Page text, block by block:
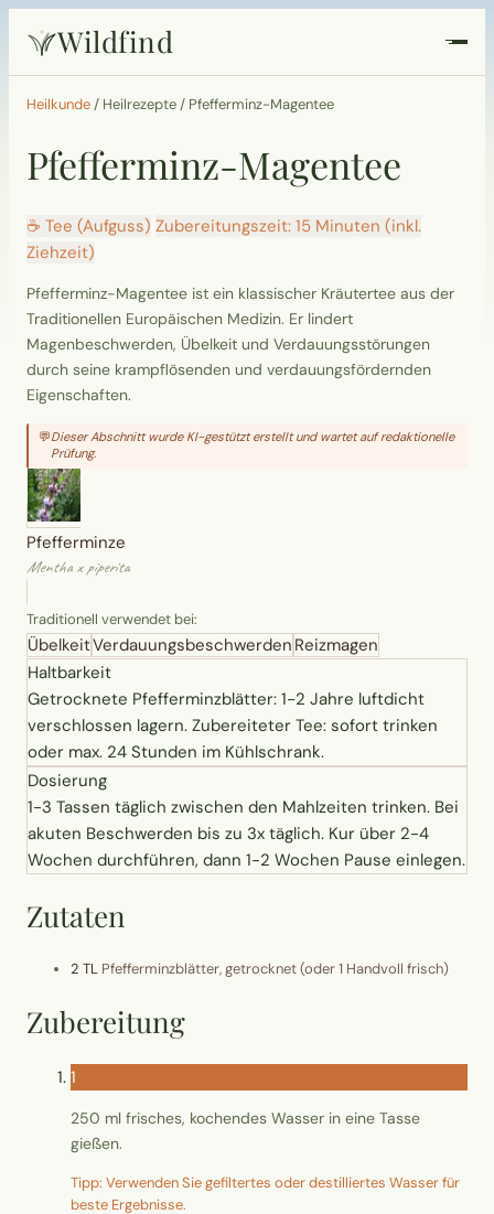
Wildfind
Startseite
Pflanzen
Rezepte
Heilkunde
Garten
Quiz
Suche
Erntekorb
Sammelkalender
Blüten-Finder
Phänologie-Radar
Vogelstimmen
Gartenplaner
Düngeberater
Sammlungen
Selber machen
Glossar
Heilkunde / Heilrezepte / Pfefferminz-Magentee
Pfefferminz-Magentee
☕ Tee (Aufguss) Zubereitungszeit: 15 Minuten (inkl.
Ziehzeit)
Pfefferminz-Magentee ist ein klassischer Kräutertee aus der
Traditionellen Europäischen Medizin. Er lindert
Magenbeschwerden, Übelkeit und Verdauungsstörungen
durch seine krampflösenden und verdauungsfördernden
Eigenschaften.
💬Dieser Abschnitt wurde KI-gestützt erstellt und wartet auf redaktionelle
Prüfung.
Pfefferminze
Mentha x piperita
Traditionell verwendet bei:
ÜbelkeitVerdauungsbeschwerden Reizmagen
Haltbarkeit
Getrocknete Pfefferminzblätter: 1-2 Jahre luftdicht
verschlossen lagern. Zubereiteter Tee: sofort trinken
oder max. 24 Stunden im Kühlschrank.
Dosierung
1-3 Tassen täglich zwischen den Mahlzeiten trinken. Bei
akuten Beschwerden bis zu 3x täglich. Kur über 2-4
Wochen durchführen, dann 1-2 Wochen Pause einlegen.
Zutaten
2 TL Pfefferminzblätter, getrocknet (oder 1 Handvoll frisch)
Zubereitung
1
250 ml frisches, kochendes Wasser in eine Tasse
gießen.
Tipp: Verwenden Sie gefiltertes oder destilliertes Wasser für
beste Ergebnisse.